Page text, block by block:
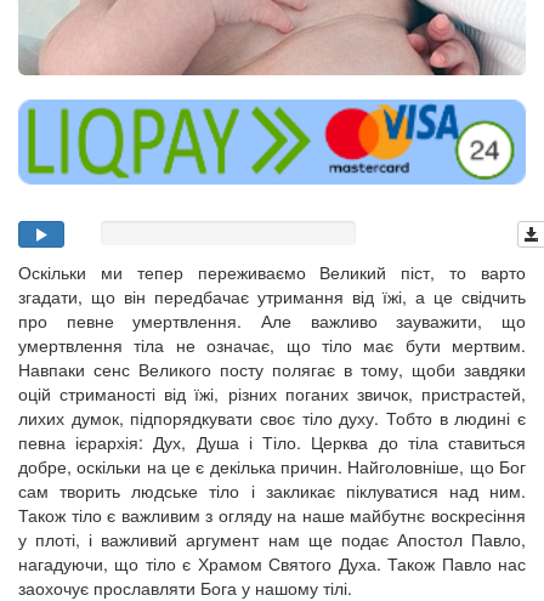
Оскільки ми тепер переживаємо Великий піст, то варто
згадати, що він передбачає утримання від їжі, а це свідчить
про певне умертвлення. Але важливо зауважити, що
умертвлення тіла не означає, що тіло має бути мертвим.
Навпаки сенс Великого посту полягає в тому, щоби завдяки
оцій стриманості від їжі, різних поганих звичок, пристрастей,
лихих думок, підпорядкувати своє тіло духу. Тобто в людині є
певна ієрархія: Дух, Душа і Тіло. Церква до тіла ставиться
добре, оскільки на це є декілька причин. Найголовніше, що Бог
сам творить людське тіло і закликає піклуватися над ним.
Також тіло є важливим з огляду на наше майбутнє воскресіння
у плоті, і важливий аргумент нам ще подає Апостол Павло,
нагадуючи, що тіло є Храмом Святого Духа. Також Павло нас
заохочує прославляти Бога у нашому тілі.